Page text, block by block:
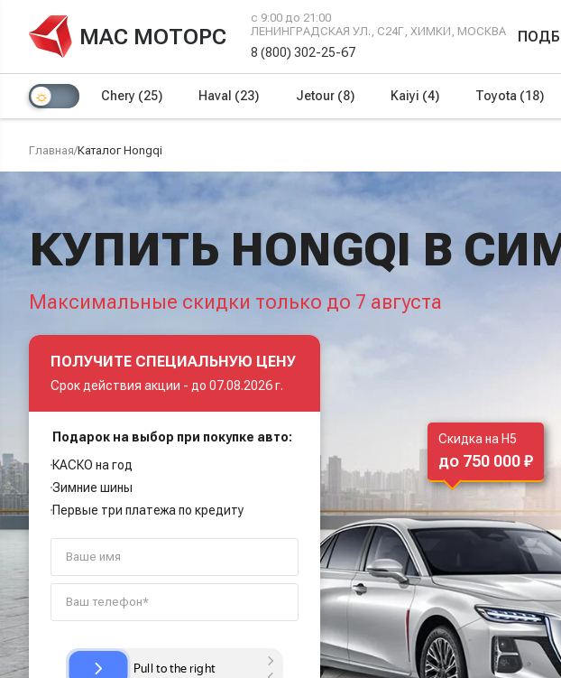
МАС МОТОРС
с 9:00 до 21:00
ЛЕНИНГРАДСКАЯ УЛ., С24Г, ХИМКИ, МОСКВА
8 (800) 302-25-67
Chery (25) Haval (23) Jetour (8) Kaiyi (4) Toyota (18)
Главная/Каталог Hongqi
КУПИТЬ HONGQI В
Максимальные скидки только до 7 августа
ПОЛУЧИТЕ СПЕЦИАЛЬНУЮ ЦЕНУ
Срок действия акции - до 07.08.2026 г.
Подарок на выбор при покупке авто:
КАСКО на год
Зимние шины
Первые три платежа по кредиту
Скидка на H5
до 750 000 ₽